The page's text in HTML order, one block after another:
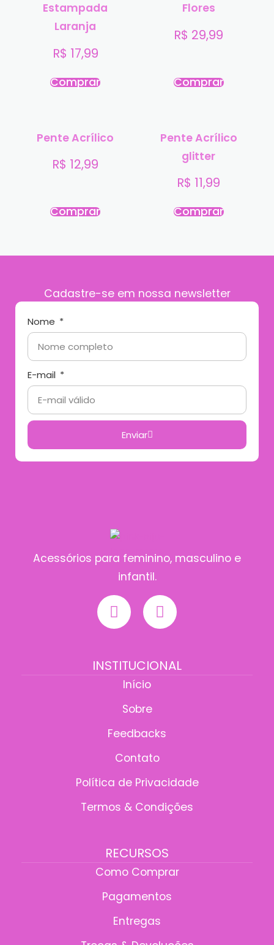
Estampada
Laranja
R$ 17,99
Comprar
Flores
R$ 29,99
Comprar
Pente Acrílico
R$ 12,99
Comprar
Pente Acrílico
glitter
R$ 11,99
Comprar
Cadastre-se em nossa newsletter
Nome
E-mail
Enviar
Acessórios para feminino, masculino e
infantil.
INSTITUCIONAL
Início
Sobre
Feedbacks
Contato
Política de Privacidade
Termos & Condições
RECURSOS
Como Comprar
Pagamentos
Entregas